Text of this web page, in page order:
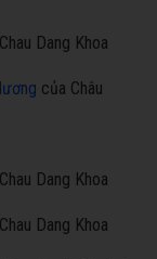
của Châu